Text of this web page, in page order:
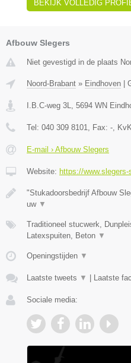
BEKIJK VOLLEDIG
Afbouw Slegers
Niet gevestigd in de plaats
Noord-Brabant » Eindhoven |
I.B.C-weg 3L 5694 WN
Tel: 040 309 8101 , Fax: - ,
E-mail › Afbouw Slegers
Website: https://www.slegers-
"Stukadoorsbedrijf Afbouw
uw ▼
Traditioneel stucwerk,
Latexspuiten, Beton ▼
Openingstijden ▼
Laatste tweets ▼ | Laatste
Sociale media: